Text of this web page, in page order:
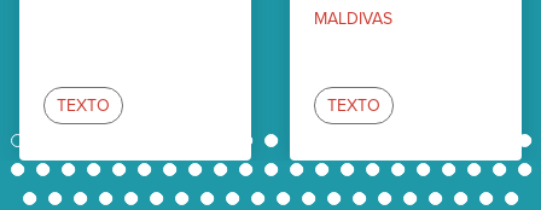
TEXTO
MALDIVAS
TEXTO
1 10 11
21
22
23 24 25 26 27 28 29 30 31 32 33 34 35 36 37 38 39 40 41
42
43
44 45 46 47 48 49 50 51 52 53 54 55 56 57 58 59 60 61 62